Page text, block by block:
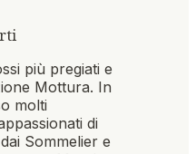
più pregiati e
Mottura. In
molti
di
Sommelier e